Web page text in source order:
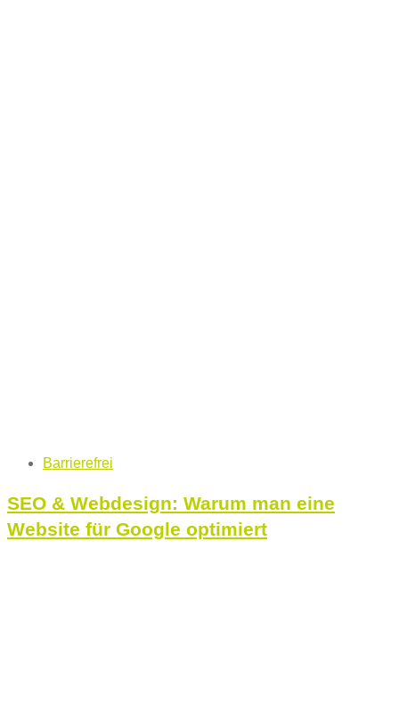
Tags Barrierefrei
SEO & Webdesign: Warum man eine
Website für Google optimiert